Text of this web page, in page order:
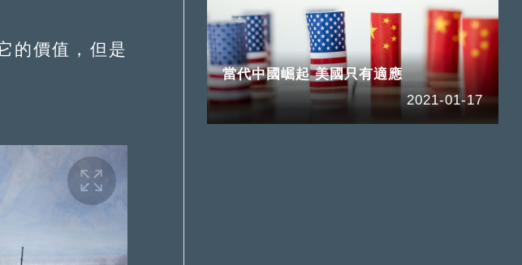
的價值，但是
當代中國崛起 美國只有適應
2021-01-17